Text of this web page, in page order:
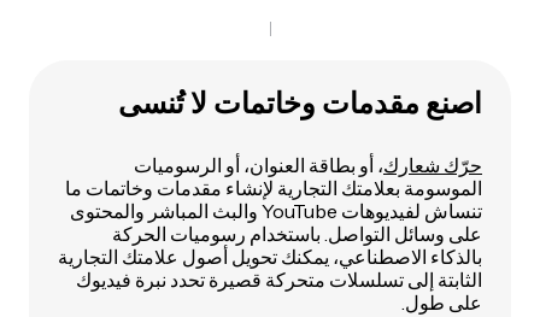
اصنع مقدمات وخاتمات لا تُنسى
حرّك شعارك، أو بطاقة العنوان، أو الرسوميات
الموسومة بعلامتك التجارية لإنشاء مقدمات وخاتمات ما
تنساش لفيديوهات YouTube والبث المباشر والمحتوى
على وسائل التواصل. باستخدام رسوميات الحركة
بالذكاء الاصطناعي، يمكنك تحويل أصول علامتك التجارية
الثابتة إلى تسلسلات متحركة قصيرة تحدد نبرة فيديوك
على طول.